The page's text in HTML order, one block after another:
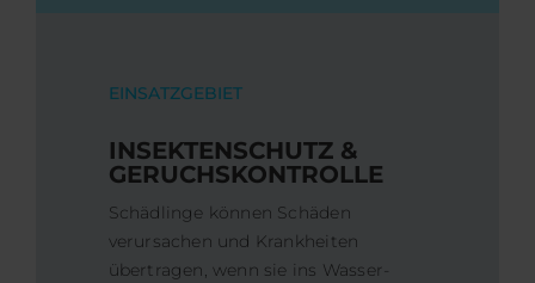
EINSATZGEBIET
INSEKTENSCHUTZ &
GERUCHSKONTROLLE
Schädlinge können Schäden
verursachen und Krankheiten
übertragen, wenn sie ins Wasser-